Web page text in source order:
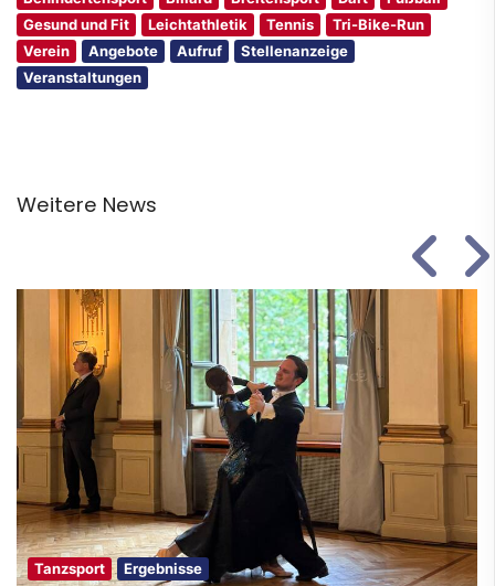
Gesund und Fit
Leichtathletik Tennis
Tri-Bike-Run
Verein
Angebote Aufruf
Stellenanzeige
Veranstaltungen
Weitere News
Tanzsport Ergebnisse